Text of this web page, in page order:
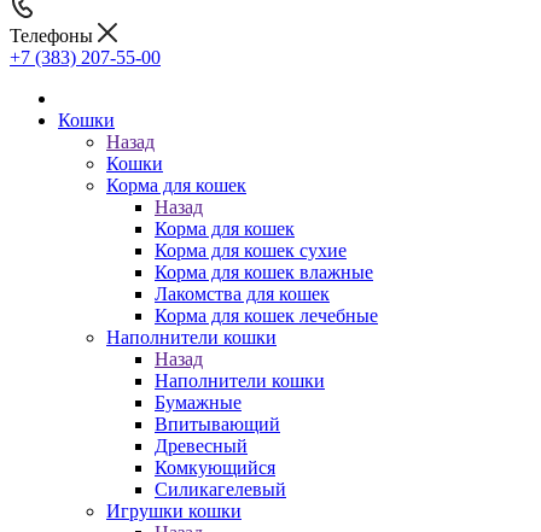
Телефоны
+7 (383) 207-55-00
Кошки
Назад
Кошки
Корма для кошек
Назад
Корма для кошек
Корма для кошек сухие
Корма для кошек влажные
Лакомства для кошек
Корма для кошек лечебные
Наполнители кошки
Назад
Наполнители кошки
Бумажные
Впитывающий
Древесный
Комкующийся
Силикагелевый
Игрушки кошки